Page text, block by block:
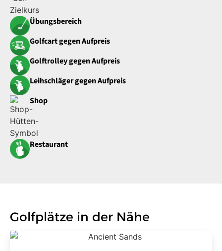
Übungsbereich
Golfcart gegen Aufpreis
Golftrolley gegen Aufpreis
Leihschläger gegen Aufpreis
Shop
Restaurant
Golfplätze in der Nähe